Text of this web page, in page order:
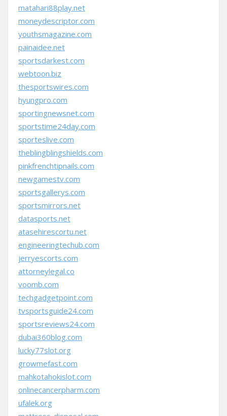
matahari88play.net
moneydescriptor.com
youthsmagazine.com
painaidee.net
sportsdarkest.com
webtoon.biz
thesportswires.com
hyungpro.com
sportingnewsnet.com
sportstime24day.com
sporteslive.com
theblingblingshields.com
pinkfrenchtipnails.com
newgamestv.com
sportsgallerys.com
sportsmirrors.net
datasports.net
atasehirescortu.net
engineeringtechub.com
jerryescorts.com
attorneylegal.co
voomb.com
techgadgetpoint.com
tvsportsguide24.com
sportsreviews24.com
dubai360blog.com
lucky77slot.org
growmefast.com
mahkotahokislot.com
onlinecancerpharm.com
ufalek.org